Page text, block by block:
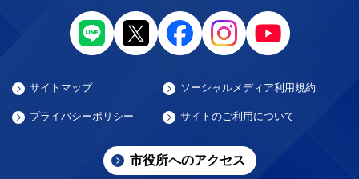
サイトマップ ソーシャルメディア利用規約
プライバシーポリシー サイトのご利用について
市役所へのアクセス